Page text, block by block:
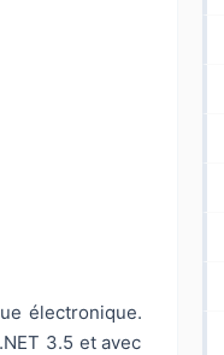
électronique.
3.5 et avec